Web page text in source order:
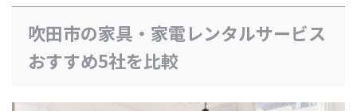
吹田市の家具・家電レンタルサービス
おすすめ5社を比較